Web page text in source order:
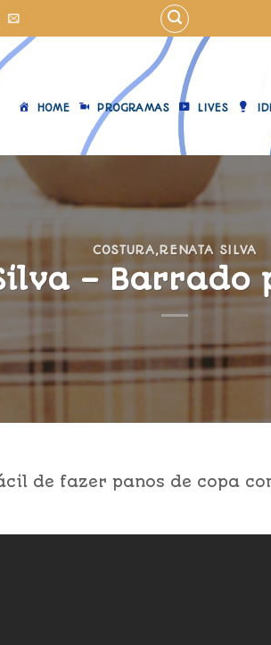
HOME PROGRAMAS LIVES
COSTURA,RENATA SILVA
– Barrado
de fazer panos de copa